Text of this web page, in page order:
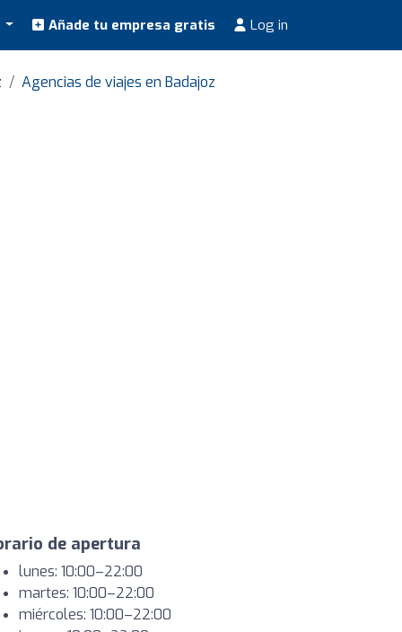
Añade tu empresa gratis Log in
Agencias de viajes en Badajoz
de apertura
lunes: 10:00–22:00
martes: 10:00–22:00
miércoles: 10:00–22:00